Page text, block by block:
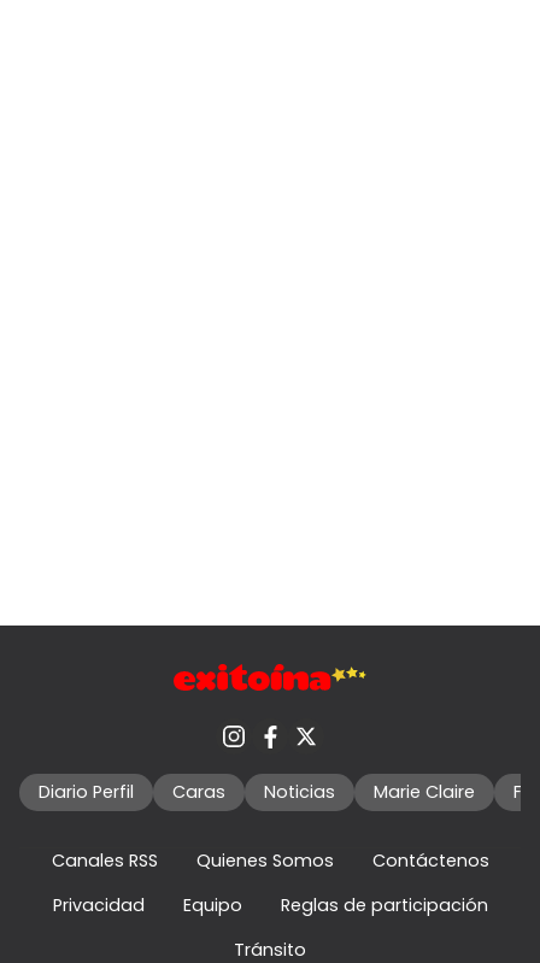
Diario Perfil Caras Noticias Marie Claire
Canales RSS Quienes Somos
Contáctenos
Privacidad
Equipo
Reglas de participación
Tránsito